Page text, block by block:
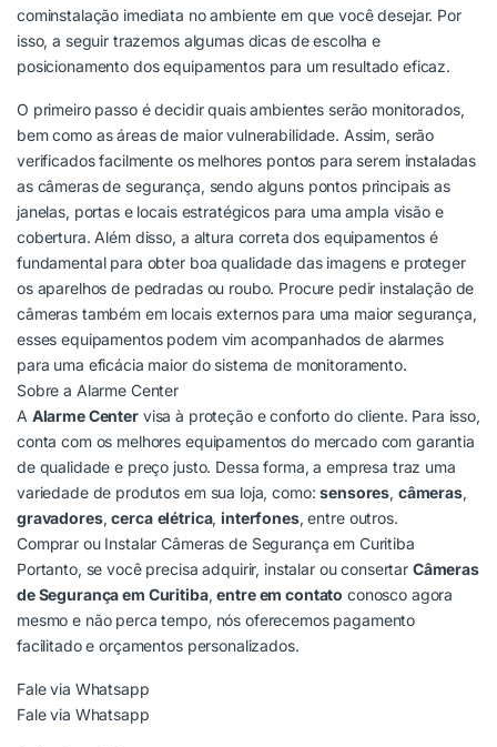
cominstalação imediata no ambiente em que você desejar. Por
isso, a seguir trazemos algumas dicas de escolha e
posicionamento dos equipamentos para um resultado eficaz.
O primeiro passo é decidir quais ambientes serão monitorados,
bem como as áreas de maior vulnerabilidade. Assim, serão
verificados facilmente os melhores pontos para serem instaladas
as câmeras de segurança, sendo alguns pontos principais as
janelas, portas e locais estratégicos para uma ampla visão e
cobertura. Além disso, a altura correta dos equipamentos é
fundamental para obter boa qualidade das imagens e proteger
os aparelhos de pedradas ou roubo. Procure pedir instalação de
câmeras também em locais externos para uma maior segurança,
esses equipamentos podem vim acompanhados de alarmes
para uma eficácia maior do sistema de monitoramento.
Sobre a Alarme Center
A Alarme Centervisa à proteção e conforto do cliente. Para isso,
conta com os melhores equipamentos do mercado com garantia
de qualidade e preço justo. Dessa forma, a empresa traz uma
variedade de produtos em sua loja, como:sensores, câmeras,
gravadores,cerca elétrica,interfones, entre outros.
Comprar ou Instalar Câmeras de Segurança em Curitiba
Portanto, se você precisa adquirir, instalar ou consertar Câmeras
de Segurança em Curitiba,entre em contato conosco agora
mesmo e não perca tempo, nós oferecemos pagamento
facilitado e orçamentos personalizados.
Fale via Whatsapp
Fale via Whatsapp